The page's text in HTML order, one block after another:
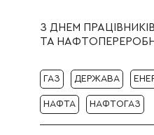
З ДНЕМ
ТА
ГАЗ ДЕРЖАВА
НАФТА НАФТОГАЗ